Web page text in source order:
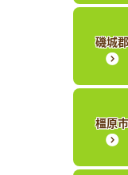
磯城郡
橿原市